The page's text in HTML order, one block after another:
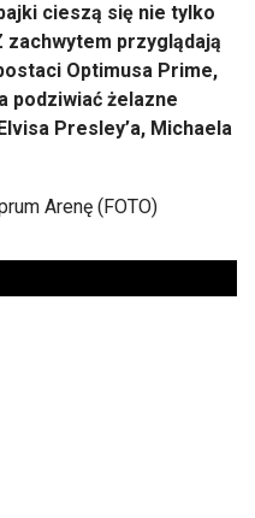
cieszą się nie tylko
zachwytem przyglądają
Optimusa Prime,
podziwiać żelazne
Presley’a, Michaela